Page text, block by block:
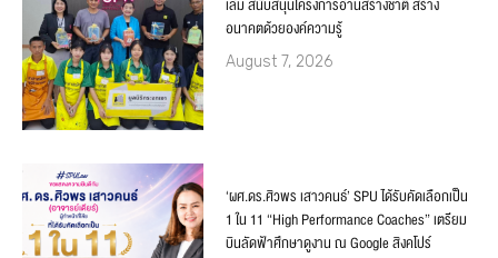
เล่ม สนับสนุนโครงการอ่านสร้างชาติ สร้าง
อนาคตด้วยองค์ความรู้
August 7, 2026
‘ผศ.ดร.ศิวพร เสาวคนธ์’ SPU ได้รับคัดเลือกเป็น
1 ใน 11 “High Performance Coaches” เตรียม
บินลัดฟ้าศึกษาดูงาน ณ Google สิงคโปร์